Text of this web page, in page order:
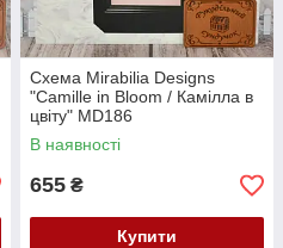
Схема Mirabilia Designs
"Camille in Bloom / Камілла в
цвіту" MD186
В наявності
655 ₴
Купити